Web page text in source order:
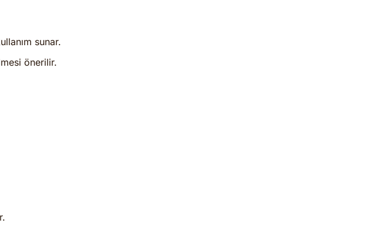
sunar.
önerilir.